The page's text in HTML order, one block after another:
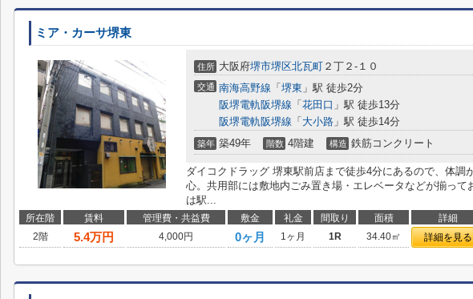
ミア・カーサ堺東
住所 大阪府堺市堺区北瓦町 ２丁２-１０
交通 南海高野線 「 堺東 」駅 徒歩2分
阪堺電軌阪堺線 「 花田口 」駅 徒歩13分
阪堺電軌阪堺線 「 大小路 」駅 徒歩14分
築年 築49年 階数 4階建 構造 鉄筋コンクリート
ダイコクドラッグ 堺東駅前店まで徒歩4分にあるので、体調
心。共用部には敷地内ごみ置き場・エレベータなどが揃って
は駅...
所在階 賃料 管理費・共益費 敷金 礼金 間取り 面積 詳細
2階
5.4万円 4,000円 0ヶ月 1ヶ月 1R 34.40㎡ 詳細を見る